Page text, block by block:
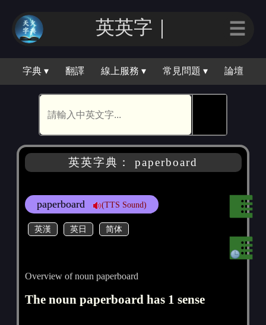
英英字｜ ☰
字典 ▾ 翻譯 線上服務 ▾ 常見問題 ▾ 論壇
英英字典： paperboard
paperboard (TTS Sound)
英漢 英日 简体
Overview of noun paperboard
The noun paperboard has 1 sense